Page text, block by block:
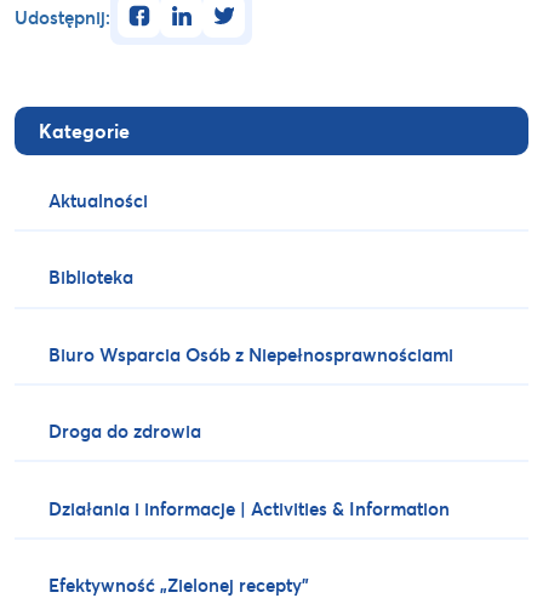
Kategorie
Aktualności
Biblioteka
Biuro Wsparcia Osób z Niepełnosprawnościami
Droga do zdrowia
Działania i informacje | Activities & Information
Efektywność „Zielonej recepty”
Udostępnij: facebooklinkedintwitter